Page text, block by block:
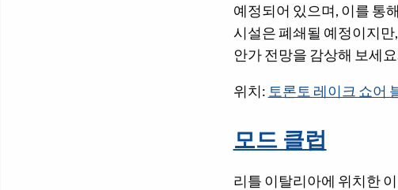
예정되어 있으며, 이를 통
시설은 폐쇄될 예정이지
안가 전망을 감상해 보세
위치: 토론토 레이크 쇼어
모드 클럽
리틀 이탈리아에 위치한